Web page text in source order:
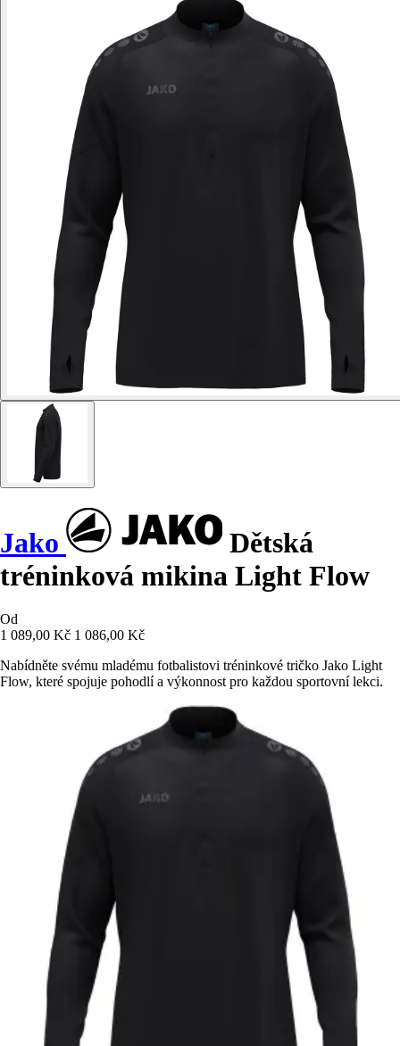
Jako
Dětská
tréninková mikina Light Flow
Od
1 089,00 Kč 1 086,00 Kč
Nabídněte svému mladému fotbalistovi tréninkové tričko Jako Light
Flow, které spojuje pohodlí a výkonnost pro každou sportovní lekci.